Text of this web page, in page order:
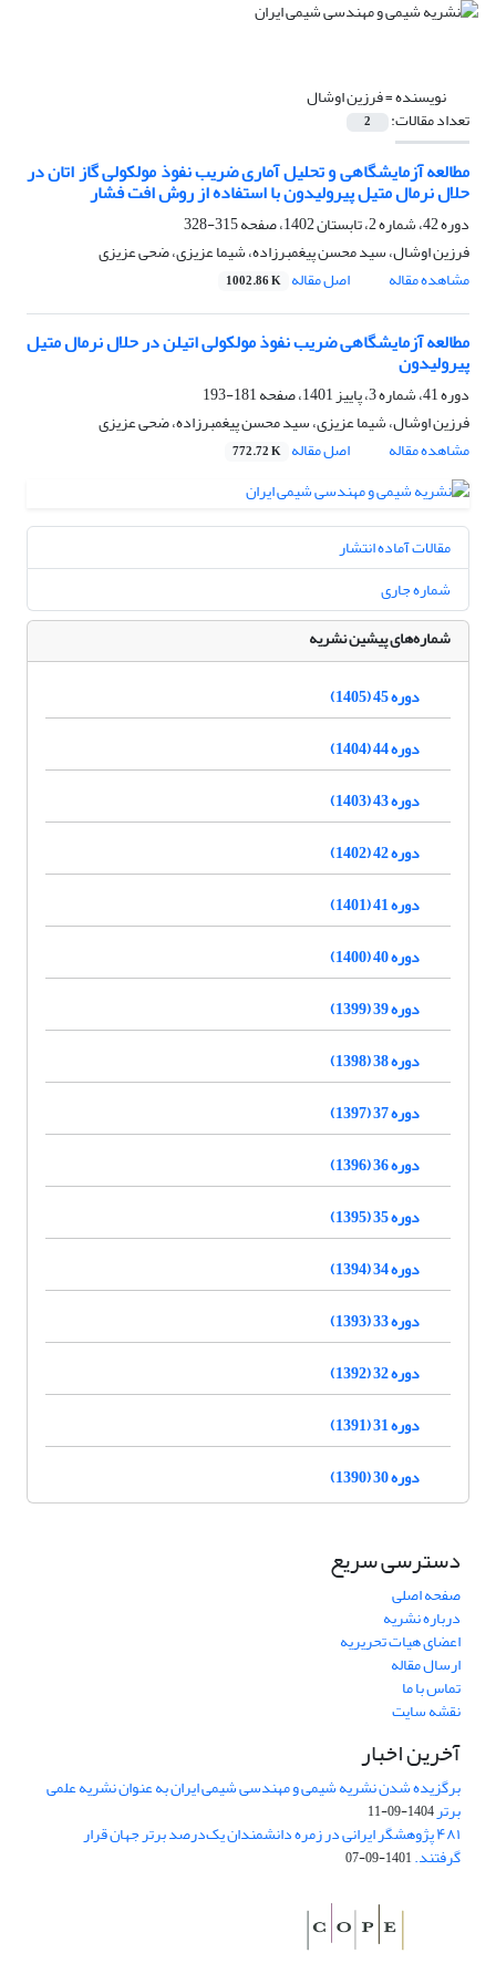
نویسنده =فرزین اوشال
تعداد مقالات: 2
مطالعه آزمایشگاهی و تحلیل آماری ضریب نفوذ مولکولی گاز اتان در
حلال نرمال متیل پیرولیدون با استفاده از روش افت فشار
دوره 42، شماره 2، تابستان 1402، صفحه
315-328
فرزین اوشال، سید محسن پیغمبرزاده، شیما عزیزی، ضحی عزیزی
مشاهده مقاله
اصل مقاله 1002.86 K
مطالعه آزمایشگاهی ضریب نفوذ مولکولی اتیلن در حلال نرمال متیل
پیرولیدون
دوره 41، شماره 3، پاییز 1401، صفحه
181-193
فرزین اوشال، شیما عزیزی، سید محسن پیغمبرزاده، ضحی عزیزی
مشاهده مقاله
اصل مقاله 772.72 K
مقالات آماده انتشار
شماره جاری
شماره‌های پیشین نشریه
دوره 45 (1405)
دوره 44 (1404)
دوره 43 (1403)
دوره 42 (1402)
دوره 41 (1401)
دوره 40 (1400)
دوره 39 (1399)
دوره 38 (1398)
دوره 37 (1397)
دوره 36 (1396)
دوره 35 (1395)
دوره 34 (1394)
دوره 33 (1393)
دوره 32 (1392)
دوره 31 (1391)
دوره 30 (1390)
دسترسی سریع
صفحه اصلی
درباره نشریه
اعضای هیات تحریریه
ارسال مقاله
تماس با ما
نقشه سایت
آخرین اخبار
برگزیده شدن نشریه شیمی و مهندسی شیمی ایران به عنوان نشریه علمی
برتر1404-09-11
۴۸۱ پژوهشگر ایرانی در زمره دانشمندان یک‌درصد برتر جهان قرار
گرفتند.1401-09-07